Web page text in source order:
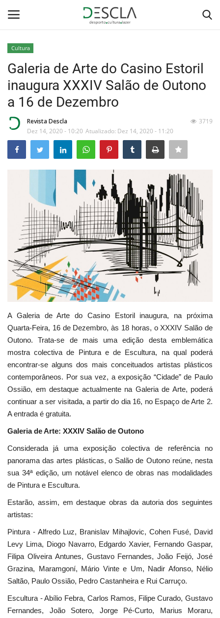
Home
Desporto
Educação
Estatuto Editorial
Saúde
Ficha técnica
Cultura
Lazer
Ambiente
Cultura
Galeria de Arte do Casino Estoril
inaugura XXXIV Salão de Outono
a 16 de Dezembro
Revista Descla
Dez 14, 2020 - 10:20 Atualizado: Dez 14, 2020 - 11:20
3719
A Galeria de Arte do Casino Estoril inaugura, na próxima
Quarta-Feira, 16 de Dezembro, às 18 horas, o XXXIV Salão de
Outono. Trata-se de mais uma edição desta emblemática
mostra colectiva de Pintura e de Escultura, na qual poderá
encontrar-se alguns dos mais conceituados artistas plásticos
contemporâneos. Por sua vez, a exposição “Cidade” de Paulo
Ossião, em destaque actualmente na Galeria de Arte, poderá
continuar a ser visitada, a partir do dia 16, no Espaço de Arte 2.
A entrada é gratuita.
Galeria de Arte: XXXIV Salão de Outono
Considerada já uma exposição colectiva de referência no
panorama das artes plásticas, o Salão de Outono reúne, nesta
sua 34ª edição, um notável elenco de obras nas modalidades
de Pintura e Escultura.
Estarão, assim, em destaque obras da autoria dos seguintes
artistas:
Pintura - Alfredo Luz, Branislav Mihajlovic, Cohen Fusé, David
Levy Lima, Diogo Navarro, Edgardo Xavier, Fernando Gaspar,
Filipa Oliveira Antunes, Gustavo Fernandes, João Feijó, José
Grazina, Maramgoní, Mário Vinte e Um, Nadir Afonso, Nélio
Saltão, Paulo Ossião, Pedro Castanheira e Rui Carruço.
Escultura - Abílio Febra, Carlos Ramos, Filipe Curado, Gustavo
Fernandes, João Sotero, Jorge Pé-Curto, Marius Moraru,